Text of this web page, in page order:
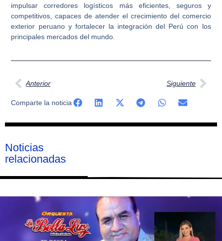
impulsar corredores logísticos más eficientes, seguros y
competitivos, capaces de atender el crecimiento del comercio
exterior peruano y fortalecer la integración del Perú con los
principales mercados del mundo.
Ant
Anterior Siguiente
Comparte la noticia
Noticias
relacionadas
PáginaPágina
Página
Página
Página